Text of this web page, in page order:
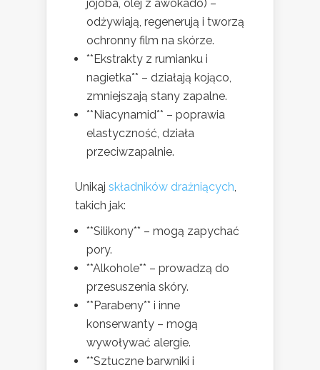
jojoba, olej z awokado) –
odżywiają, regenerują i tworzą
ochronny film na skórze.
**Ekstrakty z rumianku i
nagietka** – działają kojąco,
zmniejszają stany zapalne.
**Niacynamid** – poprawia
elastyczność, działa
przeciwzapalnie.
Unikaj składników drażniących,
takich jak:
**Silikony** – mogą zapychać
pory.
**Alkohole** – prowadzą do
przesuszenia skóry.
**Parabeny** i inne
konserwanty – mogą
wywoływać alergie.
**Sztuczne barwniki i